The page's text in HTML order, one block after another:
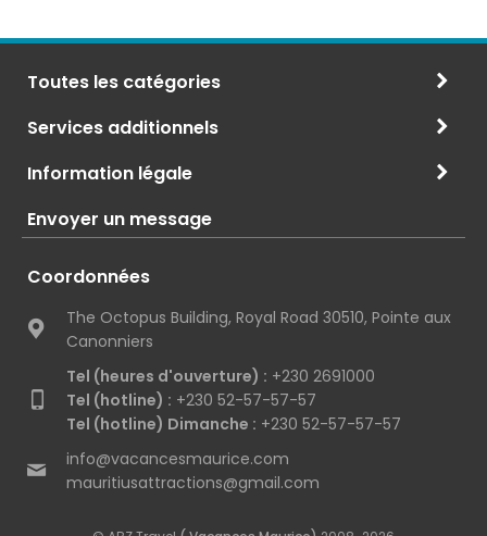
Toutes les catégories
Services additionnels
Information légale
Envoyer un message
Coordonnées
The Octopus Building, Royal Road 30510, Pointe aux
Canonniers
Tel (heures d'ouverture) : +230 2691000
Tel (hotline) : +230 52-57-57-57
Tel (hotline) Dimanche : +230 52-57-57-57
info@vacancesmaurice.com
mauritiusattractions@gmail.com